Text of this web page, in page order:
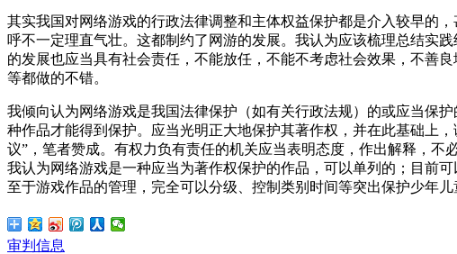
其实我国对网络游戏的行政法律调整和主体权益保护都是介入较早的
呼不一定理直气壮。这都制约了网游的发展。我认为应该梳理总结实
的发展也应当具有社会责任，不能放任，不能不考虑社会效果，不善
等都做的不错。
我倾向认为网络游戏是我国法律保护（如有关行政法规）的或应当保
种作品才能得到保护。应当光明正大地保护其著作权，并在此基础上
议”，笔者赞成。有权力负有责任的机关应当表明态度，作出解释，不
我认为网络游戏是一种应当为著作权保护的作品，可以单列的；目前
至于游戏作品的管理，完全可以分级、控制类别时间等突出保护少年儿
审判信息